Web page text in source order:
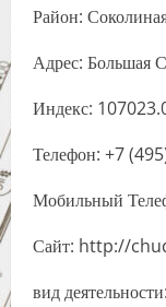
Район:
Адрес: Большая
Индекс:
Телефон: +7
Мобильный
Сайт: http://
вид